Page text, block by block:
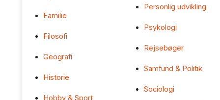
Familie
Filosofi
Geografi
Historie
Hobby & Sport
Personlig udvikling
Psykologi
Rejsebøger
Samfund & Politik
Sociologi